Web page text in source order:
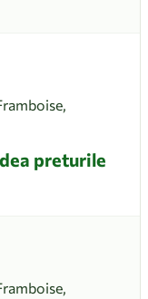
preturile